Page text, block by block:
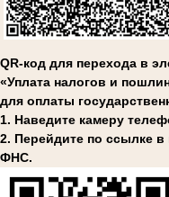
QR-код для перехода в
«Уплата налогов и
для оплаты
1. Наведите камеру
2. Перейдите по ссылке
ФНС.